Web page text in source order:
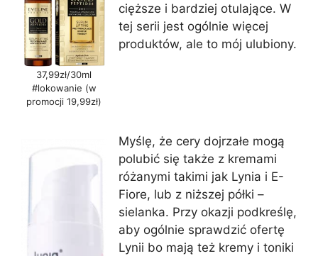
37,99zł/30ml
#lokowanie (w
promocji 19,99zł)
cięższe i bardziej otulające. W
tej serii jest ogólnie więcej
produktów, ale to mój ulubiony.
Myślę, że cery dojrzałe mogą
polubić się także z kremami
różanymi takimi jak Lynia i E-
Fiore, lub z niższej półki –
sielanka. Przy okazji podkreślę,
aby ogólnie sprawdzić ofertę
Lynii bo mają też kremy i toniki